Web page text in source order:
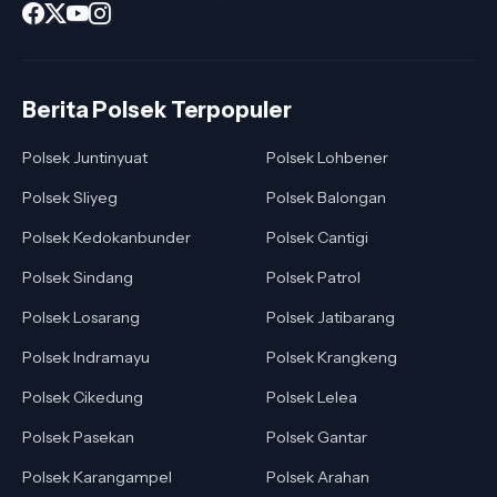
Berita Polsek Terpopuler
Polsek Juntinyuat
Polsek Lohbener
Polsek Sliyeg
Polsek Balongan
Polsek Kedokanbunder
Polsek Cantigi
Polsek Sindang
Polsek Patrol
Polsek Losarang
Polsek Jatibarang
Polsek Indramayu
Polsek Krangkeng
Polsek Cikedung
Polsek Lelea
Polsek Pasekan
Polsek Gantar
Polsek Karangampel
Polsek Arahan